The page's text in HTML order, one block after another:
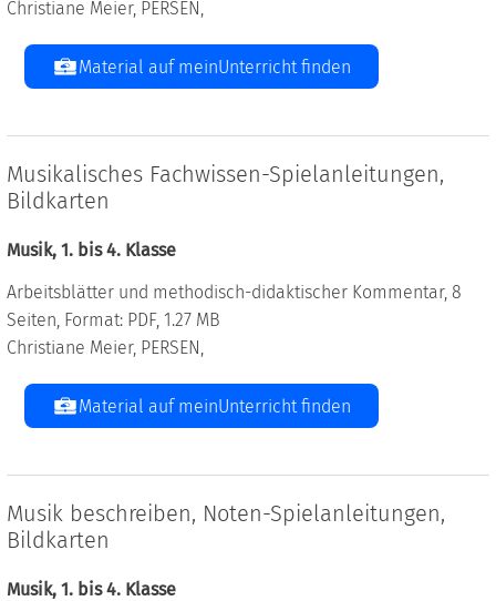
Christiane Meier, PERSEN,
Material auf meinUnterricht finden
Musikalisches Fachwissen-Spielanleitungen,
Bildkarten
Musik, 1. bis 4. Klasse
Arbeitsblätter und methodisch-didaktischer Kommentar, 8
Seiten, Format: PDF, 1.27 MB
Christiane Meier, PERSEN,
Material auf meinUnterricht finden
Musik beschreiben, Noten-Spielanleitungen,
Bildkarten
Musik, 1. bis 4. Klasse